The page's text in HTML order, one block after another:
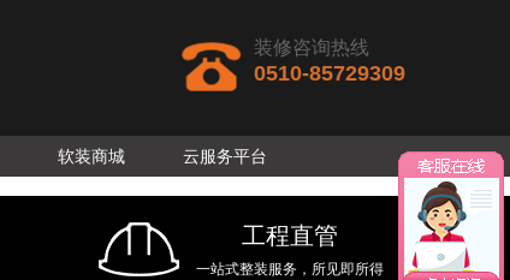
装修咨询热线
0510-85729309
软装商城 云服务平台
工程直管
一站式整装服务，所见即所得
>